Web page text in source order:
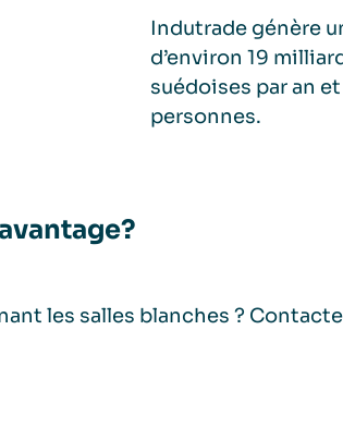
Indutrade génère
d’environ 19
suédoises par an
personnes.
les salles blanches ?